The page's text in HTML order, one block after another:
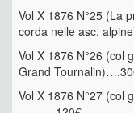
Vol X 1876 N°25 (La
corda nelle asc.
Vol X 1876 N°26 (col
Grand
Vol X 1876 N°27 (col